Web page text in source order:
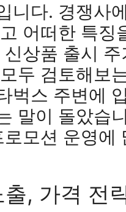
니다. 경쟁사
어떠한 특징
상품 출시
두 검토해보
벅스 주변에
말이 돌았습
모션 운영에
, 가격 전